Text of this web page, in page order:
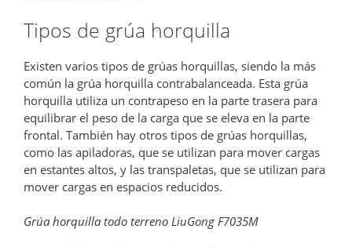
Tipos de grúa horquilla
Existen varios tipos de grúas horquillas, siendo la más
común la grúa horquilla contrabalanceada. Esta grúa
horquilla utiliza un contrapeso en la parte trasera para
equilibrar el peso de la carga que se eleva en la parte
frontal. También hay otros tipos de grúas horquillas,
como las apiladoras, que se utilizan para mover cargas
en estantes altos, y las transpaletas, que se utilizan para
mover cargas en espacios reducidos.
Grúa horquilla todo terreno LiuGong F7035M